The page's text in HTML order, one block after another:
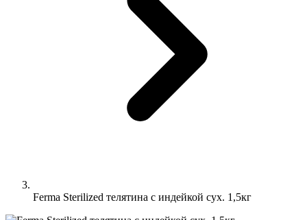
Ferma Sterilized телятина с индейкой сух. 1,5кг